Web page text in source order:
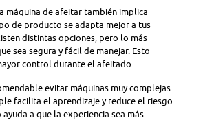
máquina de afeitar también implica
de producto se adapta mejor a tus
distintas opciones, pero lo más
sea segura y fácil de manejar. Esto
control durante el afeitado.
evitar máquinas muy complejas.
facilita el aprendizaje y reduce el riesgo
a que la experiencia sea más